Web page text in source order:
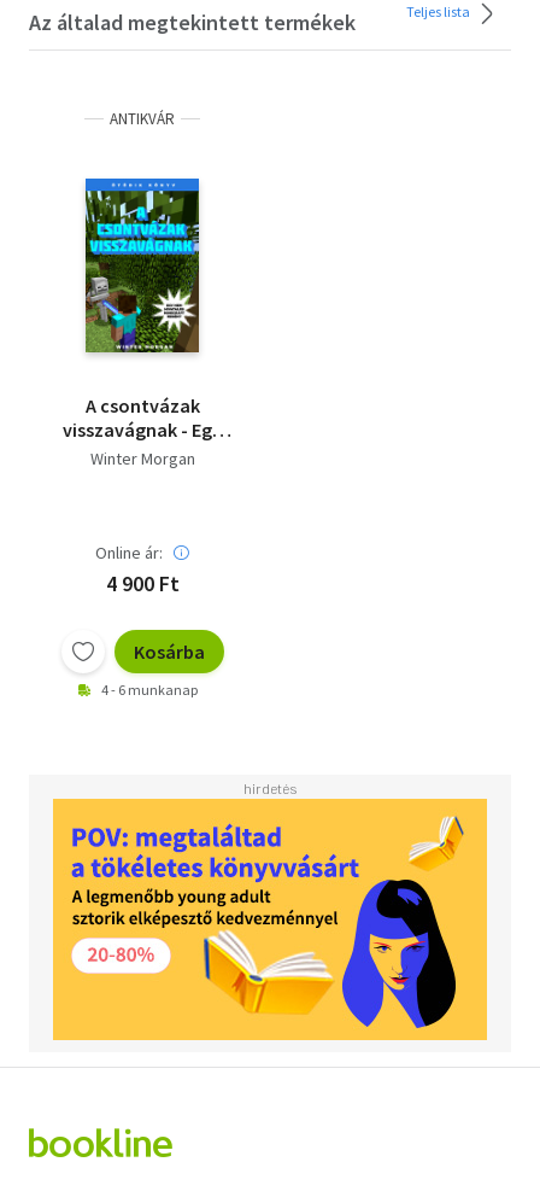
Az általad megtekintett termékek Teljes lista
ANTIKVÁR
A csontvázak
visszavágnak - Egy
nem hivatalos
Winter Morgan
Online ár:
4 900 Ft
Kosárba
4 - 6 munkanap